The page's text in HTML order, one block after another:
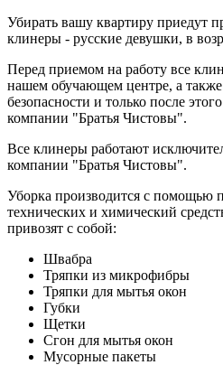
Убирать вашу квартиру приедут
клинеры - русские девушки, в
Перед приемом на работу все
нашем обучающем центре, а
безопасности и только после
компании "Братья Чистовы".
Все клинеры работают
компании "Братья Чистовы".
Уборка производится с помощью
технических и химический
привозят с собой:
Швабра
Тряпки из микрофибры
Тряпки для мытья окон
Губки
Щетки
Сгон для мытья окон
Мусорные пакеты